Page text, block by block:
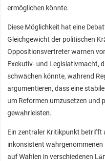
ermöglichen könnte.
Diese Möglichkeit hat eine
Gleichgewicht der politischen
Oppositionsvertreter warnen
Exekutiv- und Legislativmacht,
schwächen könnte, während
argumentieren, dass eine
um Reformen umzusetzen und
gewährleisten.
Ein zentraler Kritikpunkt betrifft
inkonsistent
auf Wahlen in verschiedenen